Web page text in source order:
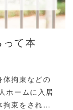
て本
体拘束などの
ホームに入居
束をされて